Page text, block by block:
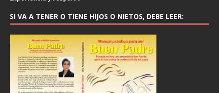
SI VA A TENER O TIENE HIJOS O NIETOS, DEBE LEER: